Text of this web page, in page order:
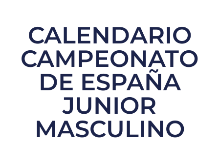
CALENDARIO
CAMPEONATO
DE ESPAÑA
JUNIOR
MASCULINO